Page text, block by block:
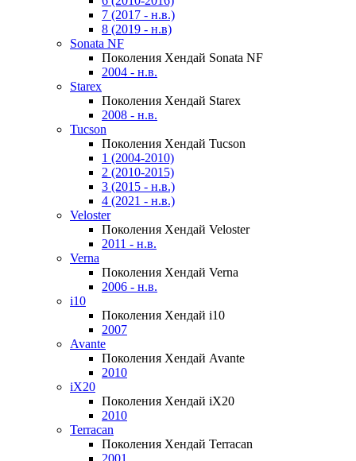
7 (2017 - н.в.)
8 (2019 - н.в)
Sonata NF
Поколения Хендай Sonata NF
2004 - н.в.
Starex
Поколения Хендай Starex
2008 - н.в.
Tucson
Поколения Хендай Tucson
1 (2004-2010)
2 (2010-2015)
3 (2015 - н.в.)
4 (2021 - н.в.)
Veloster
Поколения Хендай Veloster
2011 - н.в.
Verna
Поколения Хендай Verna
2006 - н.в.
i10
Поколения Хендай i10
2007
Avante
Поколения Хендай Avante
2010
iX20
Поколения Хендай iX20
2010
Terracan
Поколения Хендай Terracan
2001